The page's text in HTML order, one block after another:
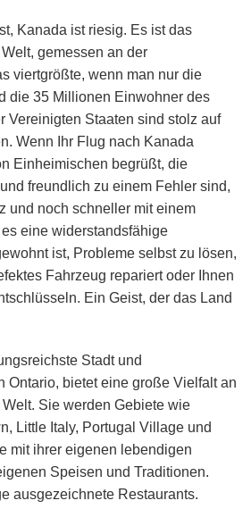
Kanada ist riesig. Es ist das
gemessen an der
viertgrößte, wenn man nur die
die 35 Millionen Einwohner des
Vereinigten Staaten sind stolz auf
Wenn Ihr Flug nach Kanada
Einheimischen begrüßt, die
freundlich zu einem Fehler sind,
und noch schneller mit einem
eine widerstandsfähige
ist, Probleme selbst zu lösen,
Fahrzeug repariert oder Ihnen
Ein Geist, der das Land
Stadt und
Ontario, bietet eine große Vielfalt an
Sie werden Gebiete wie
Little Italy, Portugal Village und
mit ihrer eigenen lebendigen
Speisen und Traditionen.
ausgezeichnete Restaurants.